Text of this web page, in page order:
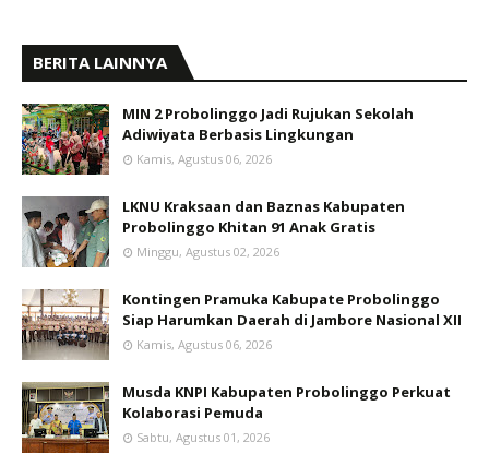
BERITA LAINNYA
MIN 2 Probolinggo Jadi Rujukan Sekolah
Adiwiyata Berbasis Lingkungan
Kamis, Agustus 06, 2026
LKNU Kraksaan dan Baznas Kabupaten
Probolinggo Khitan 91 Anak Gratis
Minggu, Agustus 02, 2026
Kontingen Pramuka Kabupate Probolinggo
Siap Harumkan Daerah di Jambore Nasional XII
Kamis, Agustus 06, 2026
Musda KNPI Kabupaten Probolinggo Perkuat
Kolaborasi Pemuda
Sabtu, Agustus 01, 2026